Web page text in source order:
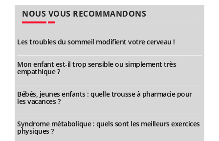
NOUS VOUS RECOMMANDONS
Les troubles du sommeil modifient votre cerveau !
Mon enfant est-il trop sensible ou simplement très
empathique ?
Bébés, jeunes enfants : quelle trousse à pharmacie pour
les vacances ?
Syndrome métabolique : quels sont les meilleurs exercices
physiques ?